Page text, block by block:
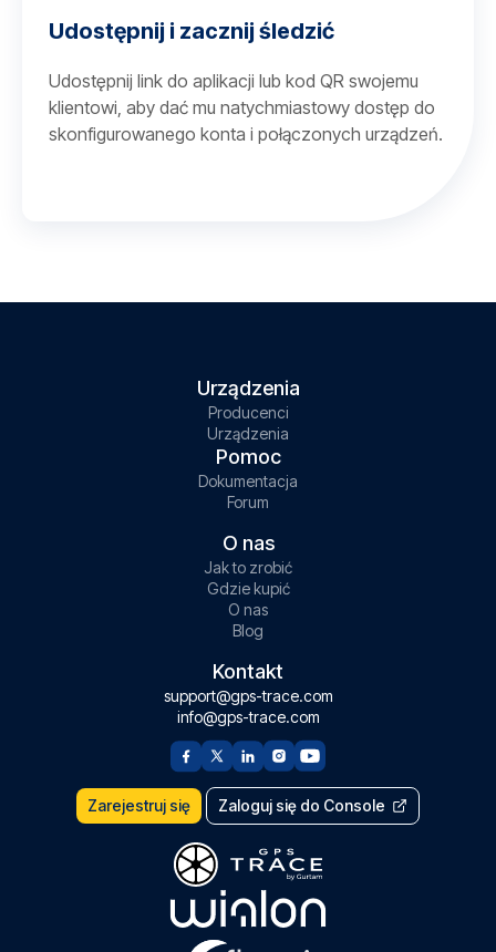
Udostępnij i zacznij śledzić
Udostępnij link do aplikacji lub kod QR swojemu
klientowi, aby dać mu natychmiastowy dostęp do
skonfigurowanego konta i połączonych urządzeń.
Urządzenia
Producenci
Urządzenia
Pomoc
Dokumentacja
Forum
O nas
Jak to zrobić
Gdzie kupić
O nas
Blog
Kontakt
support@gps-trace.com
info@gps-trace.com
Zarejestruj się Zaloguj się do Console